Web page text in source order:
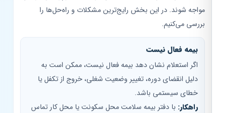
مواجه شوند. در این بخش رایج‌ترین مشکلات و راه‌حل‌ها را
بررسی می‌کنیم.
بیمه فعال نیست
اگر استعلام نشان دهد بیمه فعال نیست، ممکن است به
دلیل انقضای دوره، تغییر وضعیت شغلی، خروج از تکفل یا
خطای سیستمی باشد.
راهکار:با دفتر بیمه سلامت محل سکونت یا محل کار تماس